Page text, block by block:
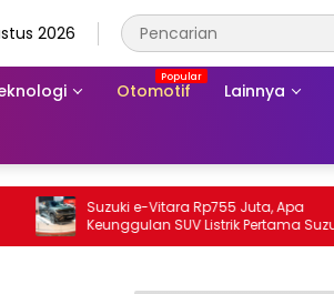
2026
Otomotif Lainnya
Suzuki e-Vitara Rp755 Juta, Apa
Keunggulan SUV Listrik Pertama Suzuki?